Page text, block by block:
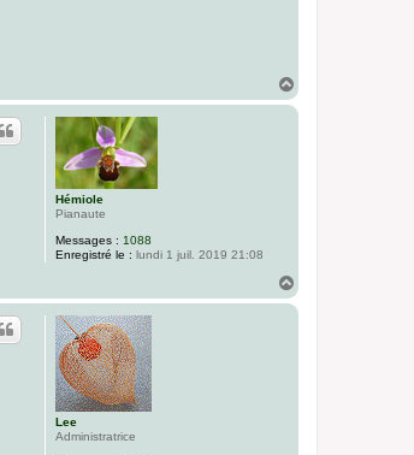
u
Hémiole
Pianaute
Messages : 1088
Enregistré le : lundi 1 juil. 2019 21:08
u
Lee
Administratrice